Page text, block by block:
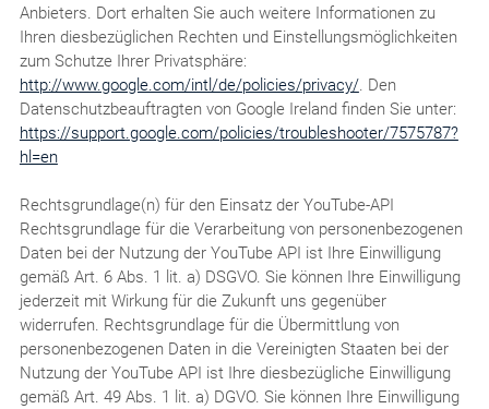
Anbieters. Dort erhalten Sie auch weitere Informationen zu
Ihren diesbezüglichen Rechten und Einstellungsmöglichkeiten
zum Schutze Ihrer Privatsphäre:
http://www.google.com/intl/de/policies/privacy/. Den
Datenschutzbeauftragten von Google Ireland finden Sie unter:
https://support.google.com/policies/troubleshooter/7575787?
hl=en
Rechtsgrundlage(n) für den Einsatz der YouTube-API
Rechtsgrundlage für die Verarbeitung von personenbezogenen
Daten bei der Nutzung der YouTube API ist Ihre Einwilligung
gemäß Art. 6 Abs. 1 lit. a) DSGVO. Sie können Ihre Einwilligung
jederzeit mit Wirkung für die Zukunft uns gegenüber
widerrufen. Rechtsgrundlage für die Übermittlung von
personenbezogenen Daten in die Vereinigten Staaten bei der
Nutzung der YouTube API ist Ihre diesbezügliche Einwilligung
gemäß Art. 49 Abs. 1 lit. a) DGVO. Sie können Ihre Einwilligung